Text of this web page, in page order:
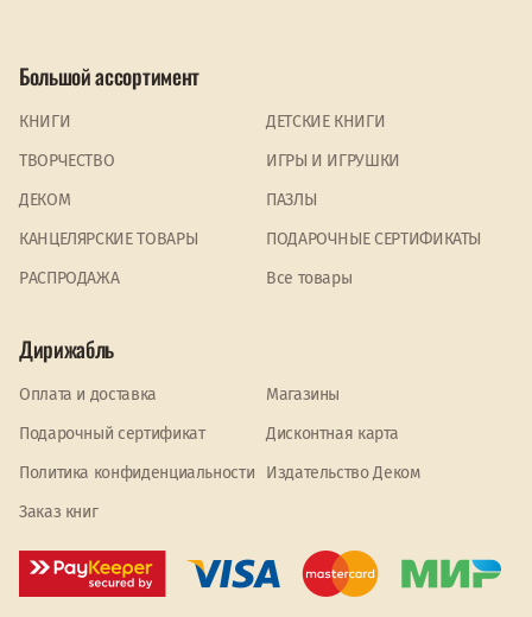
Большой ассортимент
КНИГИ
ДЕТСКИЕ КНИГИ
ТВОРЧЕСТВО
ИГРЫ И ИГРУШКИ
ДЕКОМ
ПАЗЛЫ
КАНЦЕЛЯРСКИЕ ТОВАРЫ
ПОДАРОЧНЫЕ СЕРТИФИКАТЫ
PАСПРОДАЖА
Все товары
Дирижабль
Оплата и доставка
Магазины
Подарочный сертификат
Дисконтная карта
Политика конфиденциальности
Издательство Деком
Заказ книг